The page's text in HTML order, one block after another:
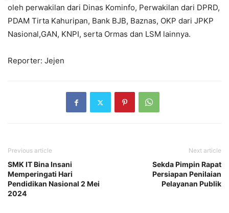
oleh perwakilan dari Dinas Kominfo, Perwakilan dari DPRD,
PDAM Tirta Kahuripan, Bank BJB, Baznas, OKP dari JPKP
Nasional,GAN, KNPI, serta Ormas dan LSM lainnya.
Reporter: Jejen
Previous article
SMK IT Bina Insani
Memperingati Hari
Pendidikan Nasional 2 Mei
2024
Next article
Sekda Pimpin Rapat
Persiapan Penilaian
Pelayanan Publik